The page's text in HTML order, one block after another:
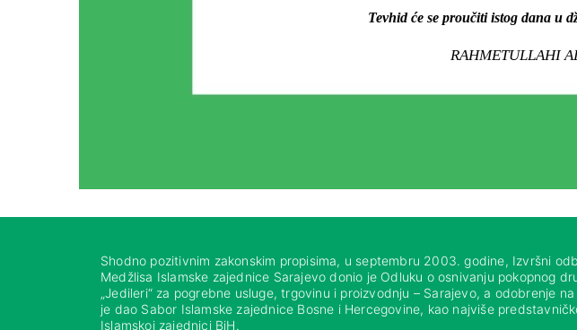
Tevhid će se proučiti istog dana u
RAHMETULLAHI
Shodno pozitivnim zakonskim propisima, u septembru 2003. godine, Izvršni
Medžlisa Islamske zajednice Sarajevo donio je Odluku o osnivanju pokopnog
„Jedileri“ za pogrebne usluge, trgovinu i proizvodnju – Sarajevo, a odobrenje na
je dao Sabor Islamske zajednice Bosne i Hercegovine, kao najviše
Islamskoj zajednici BiH.